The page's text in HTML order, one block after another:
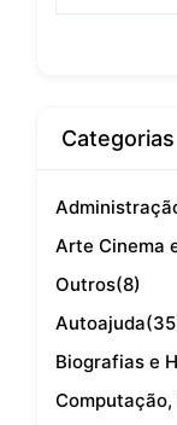
Categorias
Arte Cinema
Outros(8)
Autoajuda
Biografias e